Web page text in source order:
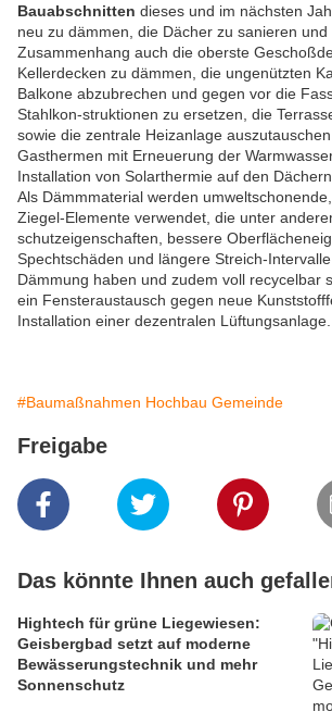
Bauabschnitten dieses und im nächsten
neu zu dämmen, die Dächer zu sanieren und
Zusammenhang auch die oberste
Kellerdecken zu dämmen, die ungenützten
Balkone abzubrechen und gegen vor die
Stahlkon-struktionen zu ersetzen, die
sowie die zentrale Heizanlage
Gasthermen mit Erneuerung der
Installation von Solarthermie auf den Dächern.
Als Dämmmaterial werden
Ziegel-Elemente verwendet, die unter
schutzeigenschaften, bessere
Spechtschäden und längere Streich-
Dämmung haben und zudem voll recycelbar
ein Fensteraustausch gegen neue
Installation einer dezentralen Lüftungsanlage.
#Baumaßnahmen Hochbau Gemeinde
Freigabe
Das könnte Ihnen auch
Hightech für grüne Liegewiesen:
Geisbergbad setzt auf moderne
Bewässerungstechnik und mehr
Sonnenschutz